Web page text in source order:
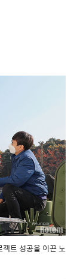
트 성공을 이끈 노